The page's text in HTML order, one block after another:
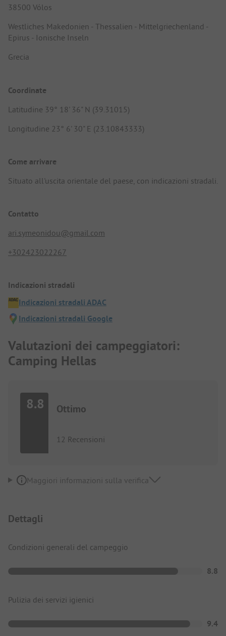
38500 Vólos
Westliches Makedonien - Thessalien - Mittelgriechenland -
Epirus - Ionische Inseln
Grecia
Coordinate
Latitudine 39° 18' 36" N (39.31015)
Longitudine 23° 6' 30" E (23.10843333)
Come arrivare
Situato all'uscita orientale del paese, con indicazioni stradali.
Contatto
ari.symeonidou@gmail.com
+302423022267
Indicazioni stradali
Indicazioni stradali ADAC
Indicazioni stradali Google
Valutazioni dei campeggiatori:
Camping Hellas
8.8 Ottimo
12 Recensioni
Maggiori informazioni sulla verifica
Dettagli
Condizioni generali del campeggio
8.8
Pulizia dei servizi igienici
9.4